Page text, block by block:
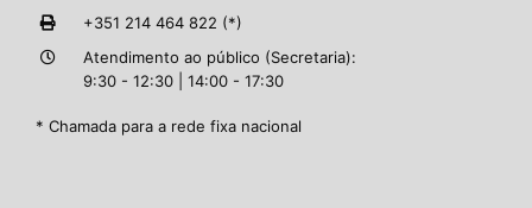
+351 214 464 822 (*)
Atendimento ao público (Secretaria):
9:30 - 12:30 | 14:00 - 17:30
* Chamada para a rede fixa nacional